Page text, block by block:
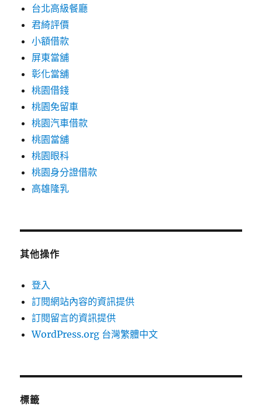
台北高級餐廳
君綺評價
小額借款
屏東當舖
彰化當舖
桃園借錢
桃園免留車
桃園汽車借款
桃園當舖
桃園眼科
桃園身分證借款
高雄隆乳
其他操作
登入
訂閱網站內容的資訊提供
訂閱留言的資訊提供
WordPress.org 台灣繁體中文
標籤